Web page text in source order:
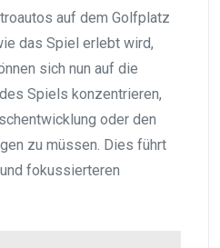
auf dem Golfplatz
das Spiel erlebt wird,
sich nun auf die
Spiels konzentrieren,
oder den
zu müssen. Dies führt
fokussierteren